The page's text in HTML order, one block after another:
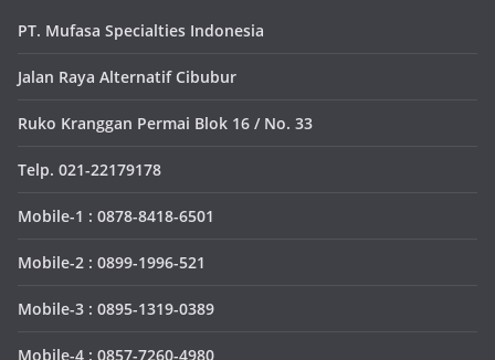
PT. Mufasa Specialties Indonesia
Jalan Raya Alternatif Cibubur
Ruko Kranggan Permai Blok 16 / No. 33
Telp. 021-22179178
Mobile-1 : 0878-8418-6501
Mobile-2 : 0899-1996-521
Mobile-3 : 0895-1319-0389
Mobile-4 : 0857-7260-4980